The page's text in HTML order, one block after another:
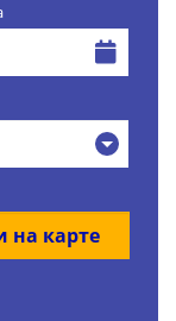
на карте